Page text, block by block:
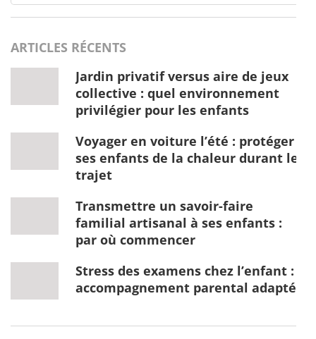
ARTICLES RÉCENTS
Jardin privatif versus aire de jeux
collective : quel environnement
privilégier pour les enfants
Voyager en voiture l’été : protéger
ses enfants de la chaleur durant le
trajet
Transmettre un savoir-faire
familial artisanal à ses enfants :
par où commencer
Stress des examens chez l’enfant :
accompagnement parental adapté